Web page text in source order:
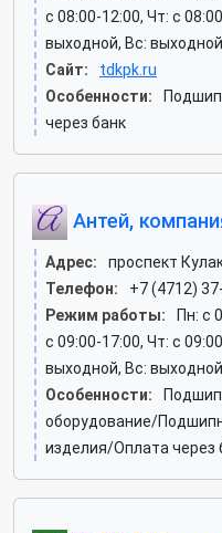
c 08:00-12:00, Чт: c
выходной, Вс: выходной
Сайт:
tdkpk.ru
Особенности:
через банк
Антей,
Адрес:
проспект
Телефон:
+7 (4712)
Режим работы:
Пн: c
c 09:00-17:00, Чт: c
выходной, Вс: выходной
Особенности:
оборудование/
изделия/Оплата через